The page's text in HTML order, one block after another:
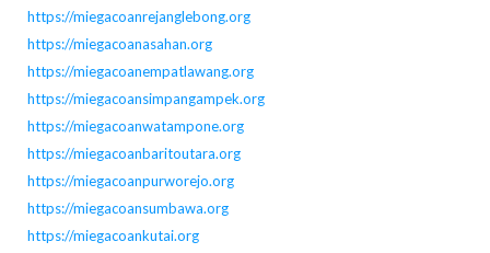
https://miegacoanrejanglebong.org
https://miegacoanasahan.org
https://miegacoanempatlawang.org
https://miegacoansimpangampek.org
https://miegacoanwatampone.org
https://miegacoanbaritoutara.org
https://miegacoanpurworejo.org
https://miegacoansumbawa.org
https://miegacoankutai.org